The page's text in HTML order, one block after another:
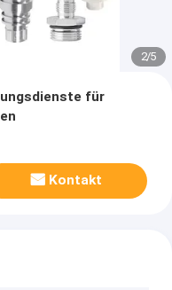
2/5
für
Kontakt